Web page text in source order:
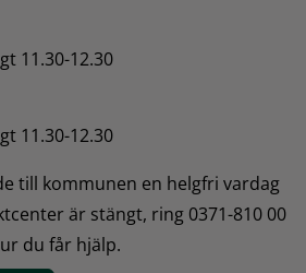
11.30-12.30
11.30-12.30
till kommunen en helgfri vardag
är stängt, ring 0371-810 00
du får hjälp.